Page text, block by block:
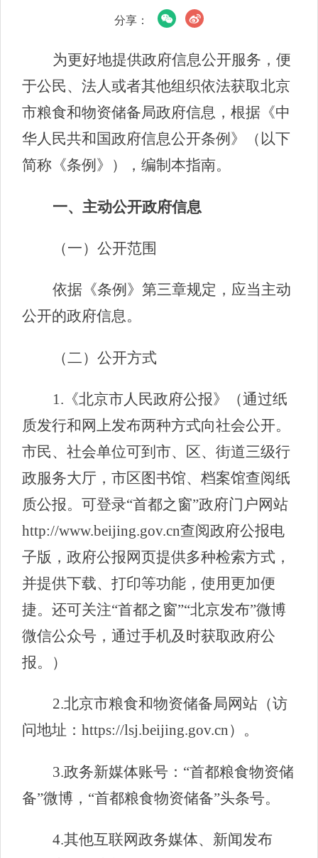
分享：
为更好地提供政府信息公开服务，便
于公民、法人或者其他组织依法获取北京
市粮食和物资储备局政府信息，根据《中
华人民共和国政府信息公开条例》（以下
简称《条例》），编制本指南。
一、主动公开政府信息
（一）公开范围
依据《条例》第三章规定，应当主动
公开的政府信息。
（二）公开方式
1.《北京市人民政府公报》（通过纸
质发行和网上发布两种方式向社会公开。
市民、社会单位可到市、区、街道三级行
政服务大厅，市区图书馆、档案馆查阅纸
质公报。可登录“首都之窗”政府门户网站
http://www.beijing.gov.cn查阅政府公报电
子版，政府公报网页提供多种检索方式，
并提供下载、打印等功能，使用更加便
捷。还可关注“首都之窗”“北京发布”微博
微信公众号，通过手机及时获取政府公
报。）
2.北京市粮食和物资储备局网站（访
问地址：https://lsj.beijing.gov.cn）。
3.政务新媒体账号：“首都粮食物资储
备”微博，“首都粮食物资储备”头条号。
4.其他互联网政务媒体、新闻发布